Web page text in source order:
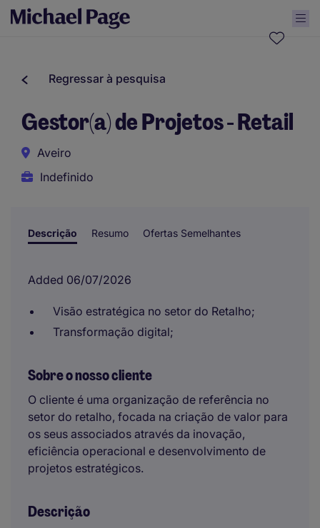
Regressar à pesquisa
Gestor(a) de Projetos - Retail
Aveiro
Indefinido
Descrição Resumo Ofertas Semelhantes
Added 06/07/2026
Visão estratégica no setor do Retalho;
Transformação digital;
Sobre o nosso cliente
O cliente é uma organização de referência no
setor do retalho, focada na criação de valor para
os seus associados através da inovação,
eficiência operacional e desenvolvimento de
projetos estratégicos.
Descrição